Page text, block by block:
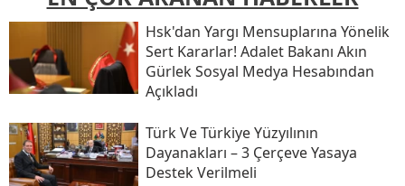
Hsk'dan Yargı Mensuplarına Yönelik
Sert Kararlar! Adalet Bakanı Akın
Gürlek Sosyal Medya Hesabından
Açıkladı
Türk Ve Türkiye Yüzyılının
Dayanakları – 3 Çerçeve Yasaya
Destek Verilmeli